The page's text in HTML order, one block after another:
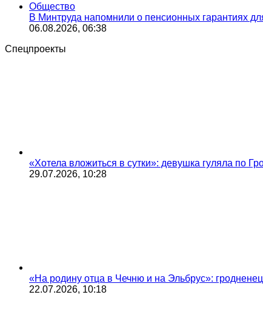
Общество
В Минтруда напомнили о пенсионных гарантиях
06.08.2026, 06:38
Спецпроекты
«Хотела вложиться в сутки»: девушка гуляла по
29.07.2026, 10:28
«На родину отца в Чечню и на Эльбрус»:
22.07.2026, 10:18